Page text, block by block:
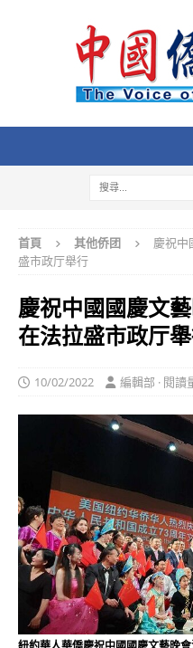
首頁 其他侨团
慶祝中
盛市政厅舉行
慶祝中國國慶文
在法拉盛市政厅
10/02/2022 編輯部 · 閱讀